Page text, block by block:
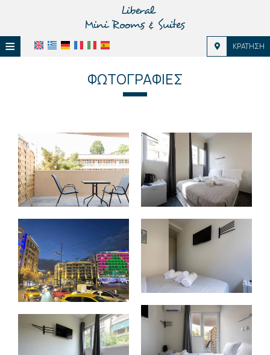
≡ ΚΡΆΤΗΣΗ
ΤΟΠΟΘΕΣΊΑ
ΠΑΡΟΧΈΣ
ΦΩΤΟΓΡΑΦΊΕΣ
ΦΩΤΟΓΡΑΦΊΕΣ